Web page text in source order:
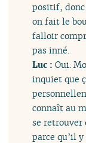
positif,
on fait le
falloir
pas inné.
Luc :Oui.
inquiet que
connaît au
se retrouver
parce qu’il